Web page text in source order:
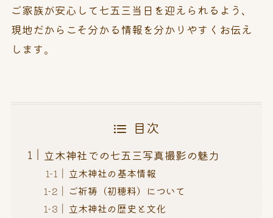
ご家族が安心して七五三当日を迎えられるよう、
現地だからこそ分かる情報を分かりやすくお伝え
します。
目次
立木神社での七五三写真撮影の魅力
立木神社の基本情報
ご祈祷（初穂料）について
立木神社の歴史と文化